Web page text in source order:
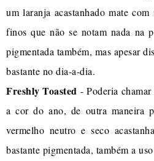
um laranja acastanhado mate
finos que não se notam nada na
pigmentada também, mas apesar
bastante no dia-a-dia.
Freshly Toasted - Poderia
a cor do ano, de outra maneira
vermelho neutro e seco
bastante pigmentada, também a